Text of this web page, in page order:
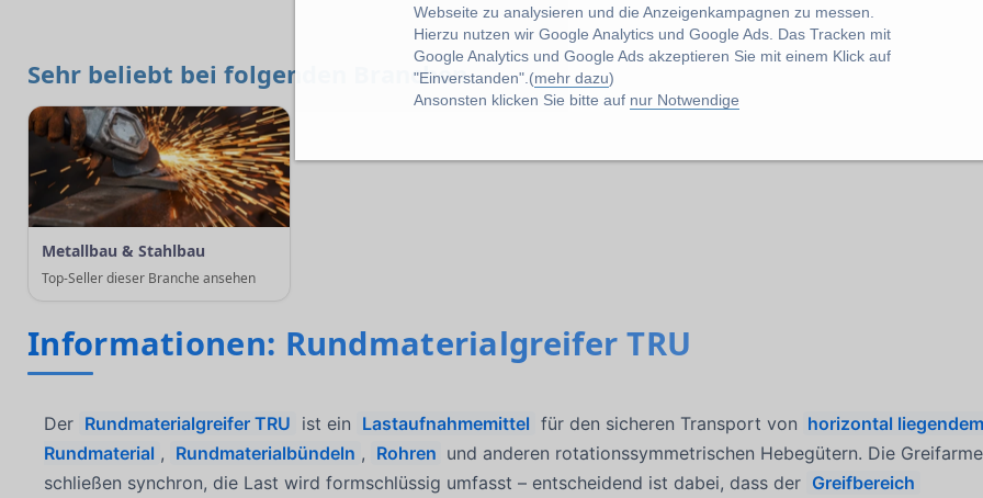
Webseite zu analysieren und die Anzeigenkampagnen zu messen.
Hierzu nutzen wir Google Analytics und Google Ads. Das Tracken mit
Google Analytics und Google Ads akzeptieren Sie mit einem Klick auf
"Einverstanden".(mehr dazu)
Ansonsten klicken Sie bitte auf nur Notwendige
Sehr beliebt bei folgenden Branchen
Metallbau & Stahlbau
Top-Seller dieser Branche ansehen
Informationen: Rundmaterialgreifer TRU
Der Rundmaterialgreifer TRU ist ein Lastaufnahmemittel für den sicheren Transport von horizontal
Rundmaterial , Rundmaterialbündeln , Rohren und anderen rotationssymmetrischen Hebegütern. Die Greifarme
schließen synchron, die Last wird formschlüssig umfasst – entscheidend ist dabei, dass der Greifbereich